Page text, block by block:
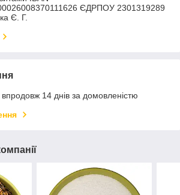
ЄДРПОУ 2301319289
Є. Г.
14 днів за домовленістю